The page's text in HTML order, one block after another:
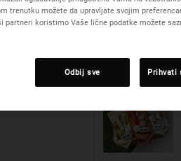
Količina
trenutku možete da upravljate svojim
koristimo Vaše lične podatke možete
Odbij sve Prihvati